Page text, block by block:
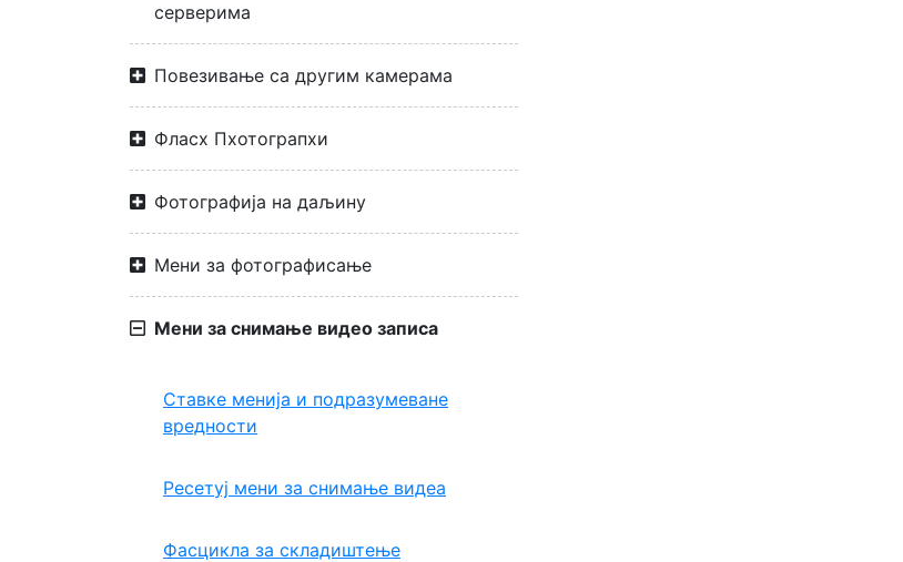
серверима
Повезивање са другим камерама
Фласх Пхотограпхи
Фотографија на даљину
Мени за фотографисање
Мени за снимање видео записа
Ставке менија и подразумеване
вредности
Ресетуј мени за снимање видеа
Фасцикла за складиштење